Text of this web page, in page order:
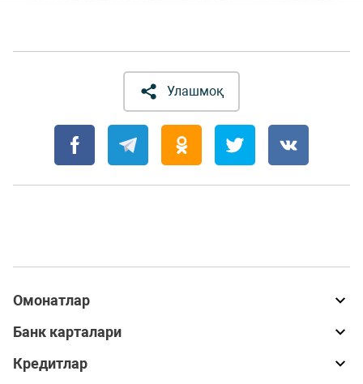
Улашмоқ
Омонатлар
Банк карталари
Кредитлар